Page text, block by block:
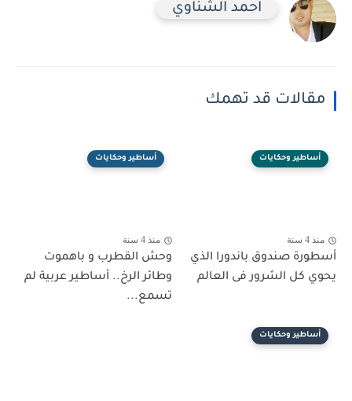
احمد الشناوي
مقالات قد تهمك
أساطير وحكايات
منذ 4 سنة
أسطورة صندوق باندورا الذي
يحوي كل الشرور فى العالم
أساطير وحكايات
منذ 4 سنة
وحش القطرب و باهموت
وطائر الرخ.. أساطير عربية لم
تسمع...
أساطير وحكايات